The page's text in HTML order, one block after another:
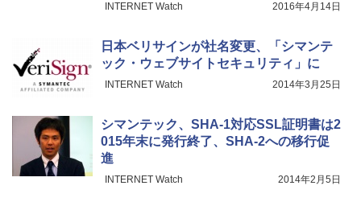
INTERNET Watch 2016年4月14日
日本ベリサインが社名変更、「シマンテ
ック・ウェブサイトセキュリティ」に
INTERNET Watch 2014年3月25日
シマンテック、SHA-1対応SSL証明書は2
015年末に発行終了、SHA-2への移行促
進
INTERNET Watch 2014年2月5日